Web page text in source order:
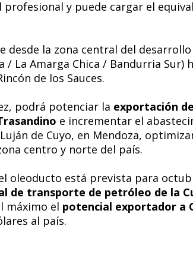
y puede cargar el
desde la zona central del desarrollo
/ La Amarga Chica / Bandurria Sur)
de los Sauces.
podrá potenciar la exportación
e incrementar el
de Cuyo, en Mendoza,
centro y norte del país.
oleoducto está prevista para
de transporte de petróleo de la
máximo el potencial exportador a
al país.